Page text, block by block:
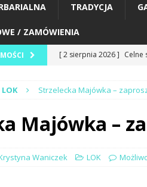
TRADYCJA
/ ZAMÓWIENIA
[ 2 sierpnia 2026 ] Celne
[ 2 sierpnia 2026 ]
Korzeni” w Rzepiskach.
[ 1 sierpnia 2026 ] XVI
LOK Strzelecka Majówka –
Majówka –
Waniczek LOK